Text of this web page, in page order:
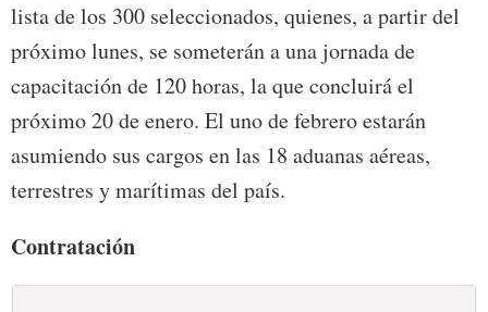
lista de los 300 seleccionados, quienes, a partir del
próximo lunes, se someterán a una jornada de
capacitación de 120 horas, la que concluirá el
próximo 20 de enero. El uno de febrero estarán
asumiendo sus cargos en las 18 aduanas aéreas,
terrestres y marítimas del país.
Contratación